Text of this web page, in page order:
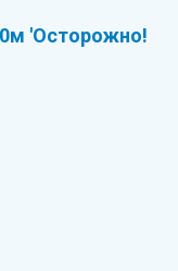
'Осторожно!